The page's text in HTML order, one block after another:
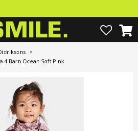
>
4 Barn Ocean Soft Pink